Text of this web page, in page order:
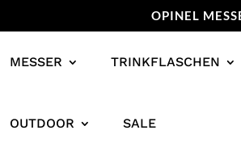
OPINEL
MESSER TRINKFLASCHEN
OUTDOOR SALE